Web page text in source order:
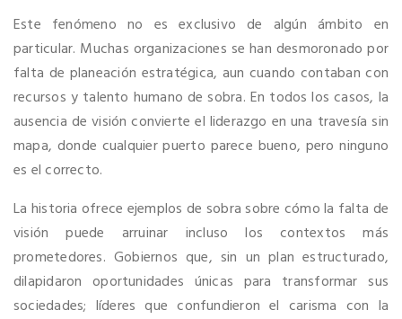
Este fenómeno no es exclusivo de algún ámbito en
particular. Muchas organizaciones se han desmoronado por
falta de planeación estratégica, aun cuando contaban con
recursos y talento humano de sobra. En todos los casos, la
ausencia de visión convierte el liderazgo en una travesía sin
mapa, donde cualquier puerto parece bueno, pero ninguno
es el correcto.
La historia ofrece ejemplos de sobra sobre cómo la falta de
visión puede arruinar incluso los contextos más
prometedores. Gobiernos que, sin un plan estructurado,
dilapidaron oportunidades únicas para transformar sus
sociedades; líderes que confundieron el carisma con la